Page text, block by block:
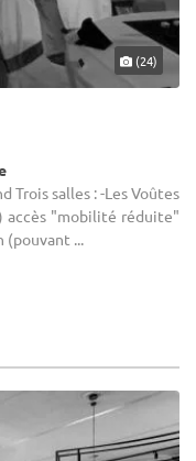
(24)
Trois salles : -Les Voûtes
accès "mobilité réduite"
...